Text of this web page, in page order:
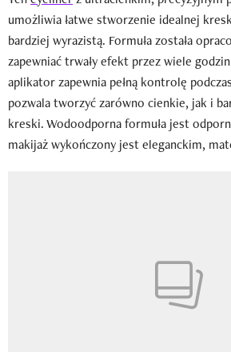
umożliwia łatwe stworzenie idealnej
bardziej wyrazistą. Formuła została
zapewniać trwały efekt przez wiele
aplikator zapewnia pełną kontrolę
pozwala tworzyć zarówno cienkie, jak i
kreski. Wodoodporna formuła jest
makijaż wykończony jest eleganckim,